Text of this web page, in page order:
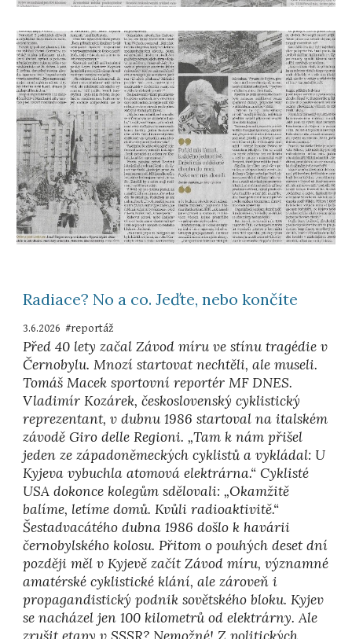
Radiace? No a co. Jeďte, nebo končíte
3.6.2026 #reportáž
Před 40 lety začal Závod míru ve stínu tragédie v
Černobylu. Mnozí startovat nechtěli, ale museli.
Tomáš Macek sportovní reportér MF DNES.
Vladimír Kozárek, československý cyklistický
reprezentant, v dubnu 1986 startoval na italském
závodě Giro delle Regioni. „Tam k nám přišel
jeden ze západoněmeckých cyklistů a vykládal: U
Kyjeva vybuchla atomová elektrárna.“ Cyklisté
USA dokonce kolegům sdělovali: „Okamžitě
balíme, letíme domů. Kvůli radioaktivitě.“
Šestadvacátého dubna 1986 došlo k havárii
černobylského kolosu. Přitom o pouhých deset dní
později měl v Kyjevě začít Závod míru, významné
amatérské cyklistické klání, ale zároveň i
propagandistický podnik sovětského bloku. Kyjev
se nacházel jen 100 kilometrů od elektrárny. Ale